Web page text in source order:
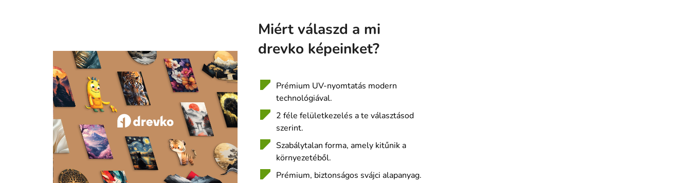
Miért válaszd a mi
drevko képeinket?
Prémium UV-nyomtatás modern
technológiával.
2 féle felületkezelés a te választásod
szerint.
Szabálytalan forma, amely kitűnik a
környezetéből.
Prémium, biztonságos svájci alapanyag.